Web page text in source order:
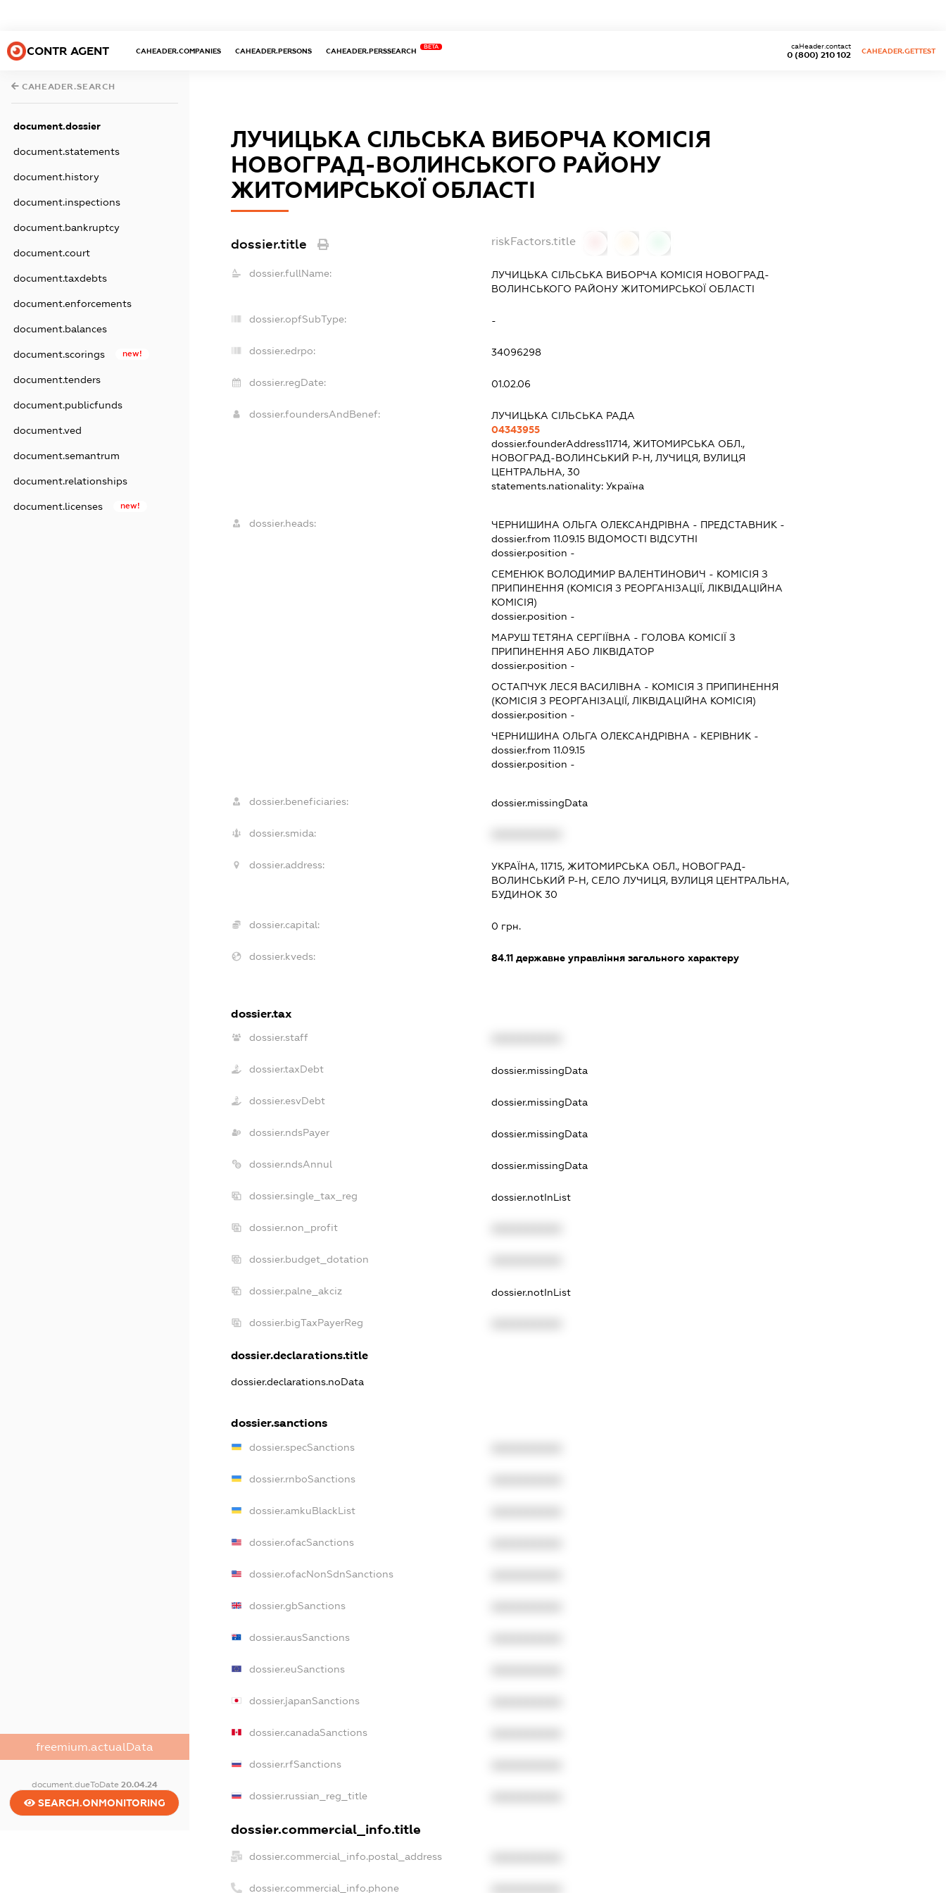
CONTR AGENT CAHEADER.COMPANIES CAHEADER.PERSONS CAHEADER.PERSSEARCH
BETA
0 (800) 210 102
caHeader.contact
CAHEADER.GETTEST
CAHEADER.SEARCH
document.dossier
document.statements
document.history
document.inspections
document.bankruptcy
document.court
document.taxdebts
document.enforcements
document.balances
document.scorings new!
document.tenders
document.publicfunds
document.ved
document.semantrum
document.relationships
document.licenses new!
freemium.actualData
document.dueToDate 20.04.24
SEARCH.ONMONITORING
ЛУЧИЦЬКА СІЛЬСЬКА ВИБОРЧА КОМІСІЯ
НОВОГРАД-ВОЛИНСЬКОГО РАЙОНУ
ЖИТОМИРСЬКОЇ ОБЛАСТІ
dossier.title riskFactors.title
dossier.fullName:
ЛУЧИЦЬКА СІЛЬСЬКА ВИБОРЧА КОМІСІЯ НОВОГРАД-
ВОЛИНСЬКОГО РАЙОНУ ЖИТОМИРСЬКОЇ ОБЛАСТІ
dossier.opfSubType: -
dossier.edrpo: 34096298
dossier.regDate: 01.02.06
dossier.foundersAndBenef:
ЛУЧИЦЬКА СІЛЬСЬКА РАДА
04343955
dossier.founderAddress11714, ЖИТОМИРСЬКА ОБЛ.,
НОВОГРАД-ВОЛИНСЬКИЙ Р-Н, ЛУЧИЦЯ, ВУЛИЦЯ
ЦЕНТРАЛЬНА, 30
statements.nationality:Україна
dossier.heads: ЧЕРНИШИНА ОЛЬГА ОЛЕКСАНДРІВНА - ПРЕДСТАВНИК -
dossier.from 11.09.15 ВІДОМОСТІ ВІДСУТНІ
dossier.position -
СЕМЕНЮК ВОЛОДИМИР ВАЛЕНТИНОВИЧ - КОМІСІЯ З
ПРИПИНЕННЯ (КОМІСІЯ З РЕОРГАНІЗАЦІЇ, ЛІКВІДАЦІЙНА
КОМІСІЯ)
dossier.position -
МАРУШ ТЕТЯНА СЕРГІЇВНА - ГОЛОВА КОМІСІЇ З
ПРИПИНЕННЯ АБО ЛІКВІДАТОР
dossier.position -
ОСТАПЧУК ЛЕСЯ ВАСИЛІВНА - КОМІСІЯ З ПРИПИНЕННЯ
(КОМІСІЯ З РЕОРГАНІЗАЦІЇ, ЛІКВІДАЦІЙНА КОМІСІЯ)
dossier.position -
ЧЕРНИШИНА ОЛЬГА ОЛЕКСАНДРІВНА - КЕРІВНИК -
dossier.from 11.09.15
dossier.position -
dossier.beneficiaries: dossier.missingData
dossier.smida:
dossier.address:
УКРАЇНА, 11715, ЖИТОМИРСЬКА ОБЛ., НОВОГРАД-
ВОЛИНСЬКИЙ Р-Н, СЕЛО ЛУЧИЦЯ, ВУЛИЦЯ ЦЕНТРАЛЬНА,
БУДИНОК 30
dossier.capital: 0 грн.
dossier.kveds: 84.11 державне управління загального характеру
dossier.tax
dossier.staff
dossier.taxDebt dossier.missingData
dossier.esvDebt dossier.missingData
dossier.ndsPayer dossier.missingData
dossier.ndsAnnul dossier.missingData
dossier.single_tax_reg dossier.notInList
dossier.non_profit
dossier.budget_dotation
dossier.palne_akciz dossier.notInList
dossier.bigTaxPayerReg
dossier.declarations.title
dossier.declarations.noData
dossier.sanctions
dossier.specSanctions
dossier.rnboSanctions
dossier.amkuBlackList
dossier.ofacSanctions
dossier.ofacNonSdnSanctions
dossier.gbSanctions
dossier.ausSanctions
dossier.euSanctions
dossier.japanSanctions
dossier.canadaSanctions
dossier.rfSanctions
dossier.russian_reg_title
dossier.commercial_info.title
dossier.commercial_info.postal_address
dossier.commercial_info.phone